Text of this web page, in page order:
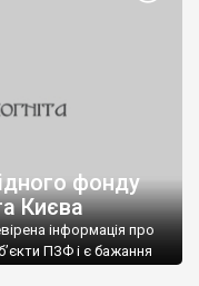
фонду
Києва
інформація про
ПЗФ і є бажання